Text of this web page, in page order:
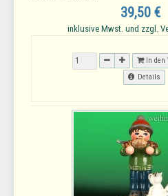
39,50 €
inklusive Mwst. und zzgl.
In den
Details